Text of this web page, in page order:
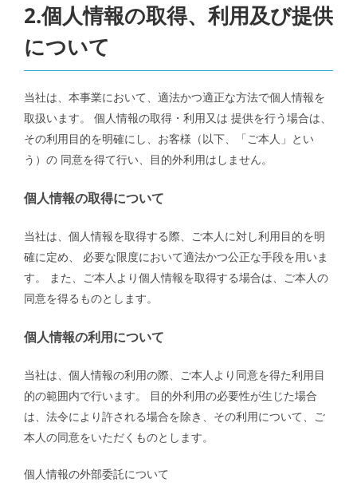
2.個人情報の取得、利用及び提供
について
当社は、本事業において、適法かつ適正な方法で個人情報を
取扱います。 個人情報の取得・利用又は 提供を行う場合は、
その利用目的を明確にし、お客様（以下、「ご本人」とい
う）の 同意を得て行い、目的外利用はしません。
個人情報の取得について
当社は、個人情報を取得する際、ご本人に対し利用目的を明
確に定め、 必要な限度において適法かつ公正な手段を用いま
す。 また、ご本人より個人情報を取得する場合は、ご本人の
同意を得るものとします。
個人情報の利用について
当社は、個人情報の利用の際、ご本人より同意を得た利用目
的の範囲内で行います。 目的外利用の必要性が生じた場合
は、法令により許される場合を除き、その利用について、ご
本人の同意をいただくものとします。
個人情報の外部委託について